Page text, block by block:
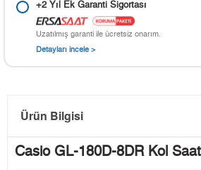
+2 Yıl Ek Garanti Sigortası
Uzatılmış garanti ile ücretsiz onarım.
Detayları incele >
Ürün Bilgisi
Casio GL-180D-8DR Kol